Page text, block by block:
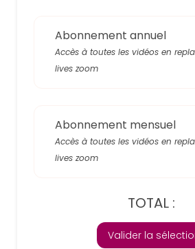
Abonnement annuel
Accès à toutes les vidéos en
lives zoom
Abonnement mensuel
Accès à toutes les vidéos en
lives zoom
TOTAL :
Valider la